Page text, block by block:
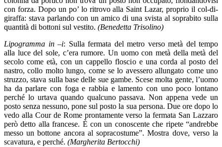
con forza. Dopo un po’ lo ritrovo alla Saint Lazar, proprio il col-di-
giraffa: stava parlando con un amico di una svista al soprabito sulla
quantità di bottoni sul vestito. (Benedetta Trisolino)
Lipogramma in –i: Sulla fermata del metro verso metà del tempo
alla luce del sole, c’era rumore. Un uomo con metà della metà del
secolo come età, con un cappello floscio e una corda al posto del
nastro, collo molto lungo, come se lo avessero allungato come uno
struzzo, stava sulla base delle sue gambe. Scese molta gente, l’uomo
ha da parlare con foga e rabbia e lamento con uno poco lontano
perché lo urtava quando qualcuno passava. Non appena vede un
posto senza nessuno, pone sul posto la sua persona. Due ore dopo lo
vedo alla Cour de Rome prontamente verso la fermata San Lazzaro
però detto alla francese. È con un conoscente che ripete “andrebbe
messo un bottone ancora al sopracostume”. Mostra dove, verso la
scavatura, e perché. (Margherita Bertocchi)